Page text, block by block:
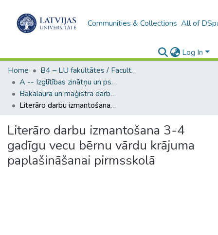
Communities & Collections All of
Log In
Home
B4 – LU fakultātes / Faculties of the UL
A -- Izglītības zinātņu un psiholoģijas fakultāte / Faculty of Education Sciences and Psychology
Bakalaura un maģistra darbi (PPMF) / Bachelor's and Master's theses
Literāro darbu izmantošana 3-4 gadīgu vecu bērnu vārdu krājuma paplašināšanai pirmsskolā
Literāro darbu izmantošana 3-4
gadīgu vecu bērnu vārdu krājuma
paplašināšanai pirmsskolā